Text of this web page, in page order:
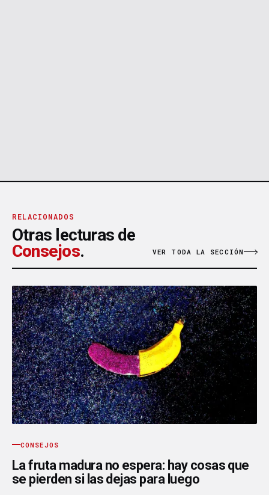
RELACIONADOS
Otras lecturas de
Consejos. VER TODA LA SECCIÓN
CONSEJOS
La fruta madura no espera: hay cosas que
se pierden si las dejas para luego